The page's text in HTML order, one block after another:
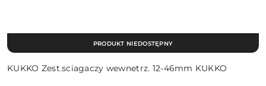
KUKKO Zest.sciagaczy wewnetrz. 12-46mm KUKKO
PRODUKT NIEDOSTĘPNY